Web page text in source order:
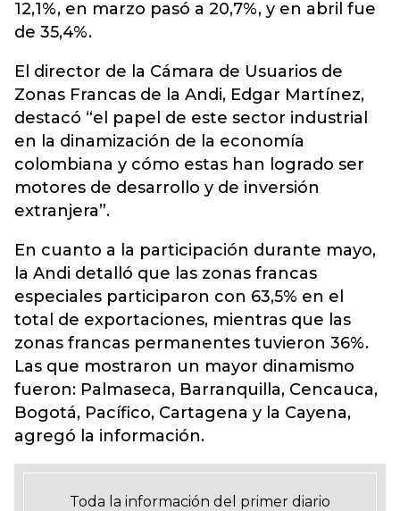
12,1%, en marzo pasó a 20,7%, y en abril fue
de 35,4%.
El director de la Cámara de Usuarios de
Zonas Francas de la Andi, Edgar Martínez,
destacó “el papel de este sector industrial
en la dinamización de la economía
colombiana y cómo estas han logrado ser
motores de desarrollo y de inversión
extranjera”.
En cuanto a la participación durante mayo,
la Andi detalló que las zonas francas
especiales participaron con 63,5% en el
total de exportaciones, mientras que las
zonas francas permanentes tuvieron 36%.
Las que mostraron un mayor dinamismo
fueron: Palmaseca, Barranquilla, Cencauca,
Bogotá, Pacífico, Cartagena y la Cayena,
agregó la información.
Toda la información del primer diario